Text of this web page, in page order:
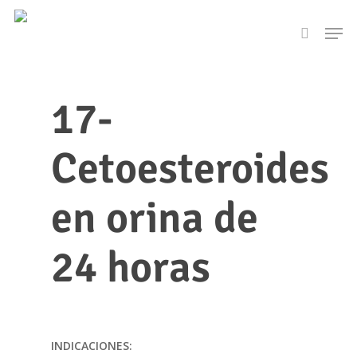
Skip
search
17-
Cetoesteroides
en orina de
24 horas
INDICACIONES: